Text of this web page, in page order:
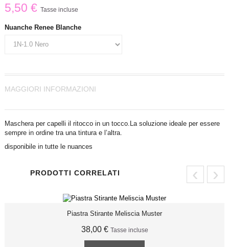
5,50 € Tasse incluse
Nuanche Renee Blanche
MAGGIORI INFORMAZIONI
Maschera per capelli il ritocco in un tocco.La soluzione ideale per essere
sempre in ordine tra una tintura e l’altra.
disponibile in tutte le nuances
PRODOTTI CORRELATI ‹ ›
Piastra Stirante Meliscia Muster
38,00 € Tasse incluse